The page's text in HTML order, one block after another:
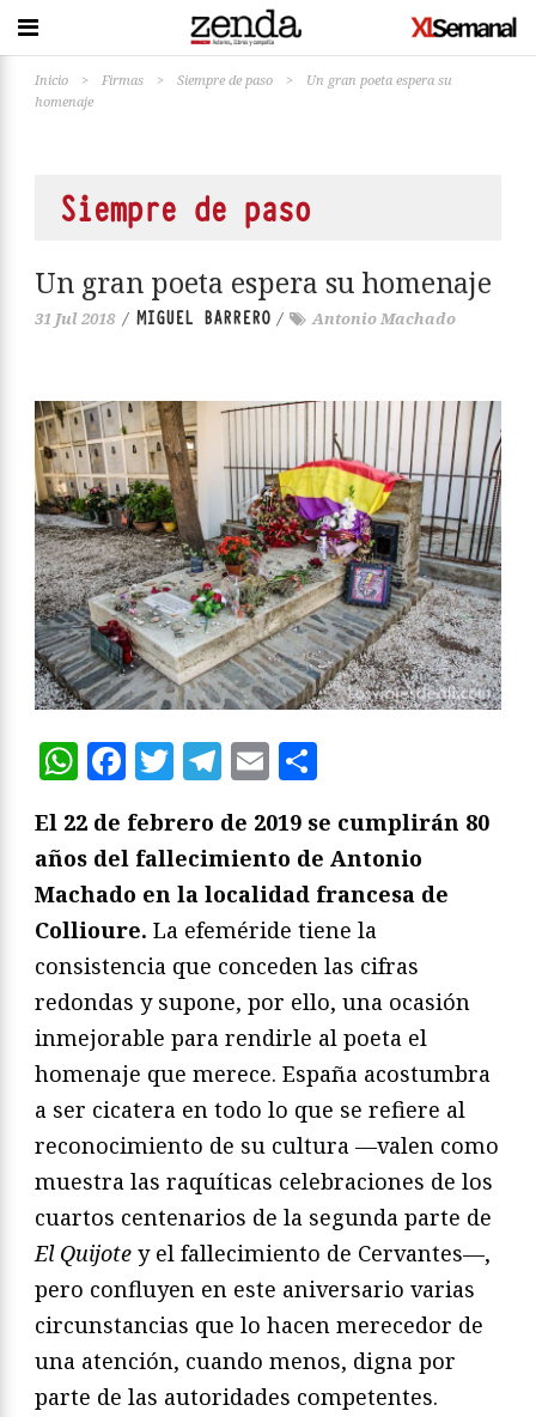
Inicio > Firmas > Siempre de paso >
Un gran poeta espera su
homenaje
Siempre de paso
Un gran poeta espera su homenaje
31 Jul 2018 / MIGUEL BARRERO / Antonio Machado
WhatsApp
Facebook
Twitter
Telegram
Email
El 22 de febrero de 2019 se cumplirán 80
años del fallecimiento de Antonio
Machado en la localidad francesa de
Collioure. La efeméride tiene la
consistencia que conceden las cifras
redondas y supone, por ello, una ocasión
inmejorable para rendirle al poeta el
homenaje que merece. España acostumbra
a ser cicatera en todo lo que se refiere al
reconocimiento de su cultura —valen como
muestra las raquíticas celebraciones de los
cuartos centenarios de la segunda parte de
El Quijote y el fallecimiento de Cervantes—,
pero confluyen en este aniversario varias
circunstancias que lo hacen merecedor de
una atención, cuando menos, digna por
parte de las autoridades competentes.